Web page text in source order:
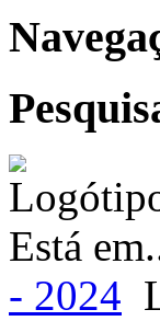
Está
- 2024